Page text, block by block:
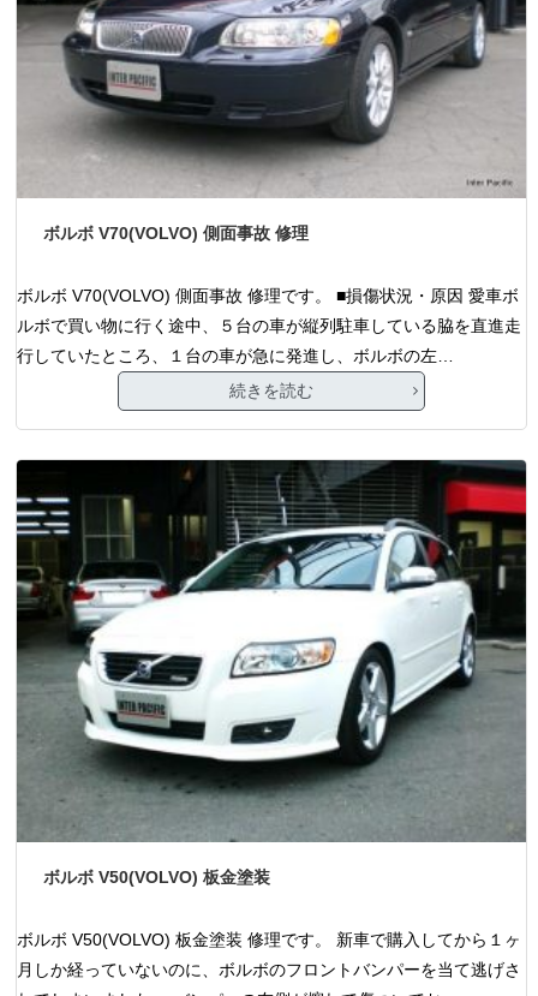
ボルボ V70(VOLVO) 側面事故 修理
ボルボ V70(VOLVO) 側面事故 修理です。 ■損傷状況・原因 愛車ボ
ルボで買い物に行く途中、５台の車が縦列駐車している脇を直進走
行していたところ、１台の車が急に発進し、ボルボの左…
続きを読む
ボルボ V50(VOLVO) 板金塗装
ボルボ V50(VOLVO) 板金塗装 修理です。 新車で購入してから１ヶ
月しか経っていないのに、ボルボのフロントバンパーを当て逃げさ